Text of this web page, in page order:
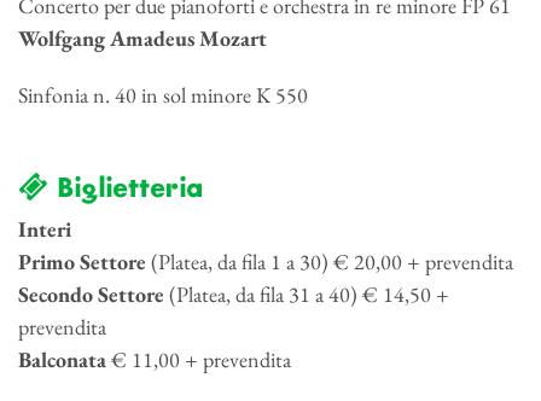
Concerto per due pianoforti e orchestra in re minore FP 61
Wolfgang Amadeus Mozart
Sinfonia n. 40 in sol minore K 550
Biglietteria
Interi
Primo Settore (Platea, da fila 1 a 30) € 20,00 + prevendita
Secondo Settore (Platea, da fila 31 a 40) € 14,50 +
prevendita
Balconata€ 11,00 + prevendita